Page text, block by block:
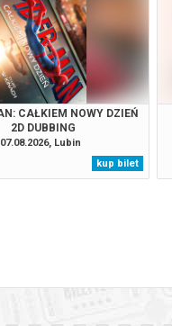
CAŁKIEM NOWY DZIEŃ
2D DUBBING
07.08.2026, Lubin
kup bilet